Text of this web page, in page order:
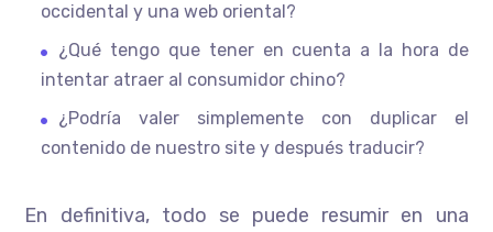
occidental y una web oriental?
¿Qué tengo que tener en cuenta a la hora de
intentar atraer al consumidor chino?
¿Podría valer simplemente con duplicar el
contenido de nuestro site y después traducir?
En definitiva, todo se puede resumir en una